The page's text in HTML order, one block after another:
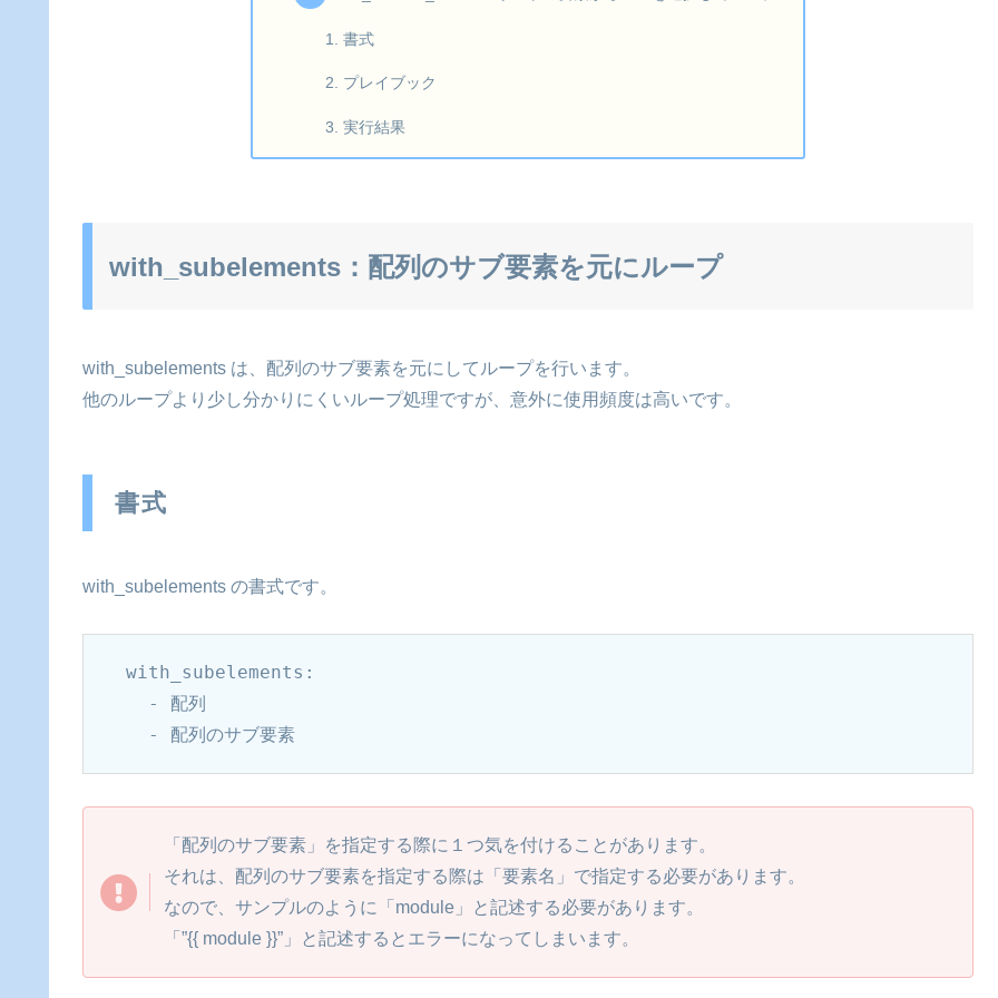
書式
プレイブック
実行結果
with_subelements：配列のサブ要素を元にループ
with_subelements は、配列のサブ要素を元にしてループを行います。
他のループより少し分かりにくいループ処理ですが、意外に使用頻度は高いです。
書式
with_subelements の書式です。
with_subelements:
  - 配列のサブ要素
「配列のサブ要素」を指定する際に１つ気を付けることがあります。
それは、配列のサブ要素を指定する際は「要素名」で指定する必要があります。
なので、サンプルのように「module」と記述する必要があります。
「”{{ module }}”」と記述するとエラーになってしまいます。